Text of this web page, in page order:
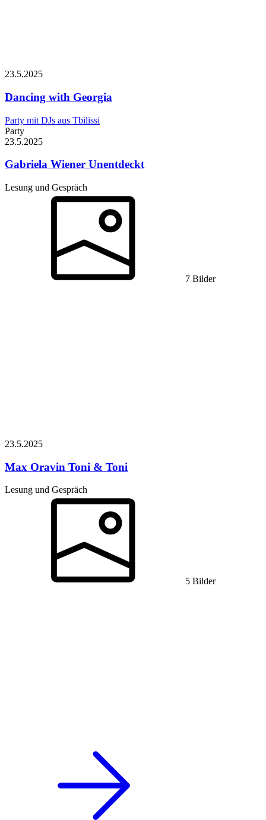
23.5.2025
Dancing with Georgia
Party mit DJs aus Tbilissi
Party
23.5.2025
Gabriela Wiener Unentdeckt
Lesung und Gespräch
7 Bilder
23.5.2025
Max Oravin Toni & Toni
Lesung und Gespräch
5 Bilder